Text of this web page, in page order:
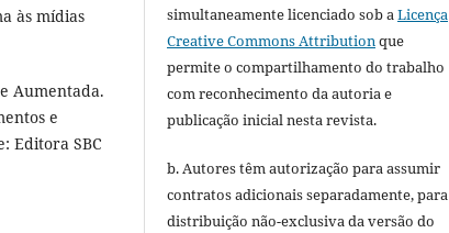
às mídias
Aumentada.
e
Editora SBC
simultaneamente licenciado sob aLicença
Creative Commons Attributionque
permite o compartilhamento do trabalho
com reconhecimento da autoria e
publicação inicial nesta revista.
b. Autores têm autorização para assumir
contratos adicionais separadamente, para
distribuição não-exclusiva da versão do